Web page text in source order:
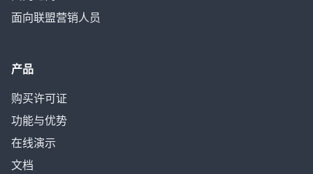
面向联盟营销人员
产品
购买许可证
功能与优势
在线演示
文档